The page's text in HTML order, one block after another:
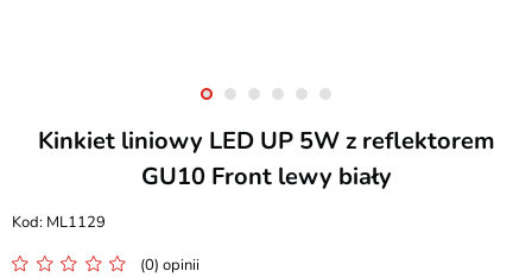
Kinkiet liniowy LED UP 5W z reflektorem
GU10 Front lewy biały
ML1129
(0) opinii